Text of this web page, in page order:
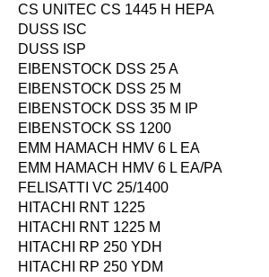
CS UNITEC CS 1445 H HEPA
DUSS ISC
DUSS ISP
EIBENSTOCK DSS 25 A
EIBENSTOCK DSS 25 M
EIBENSTOCK DSS 35 M IP
EIBENSTOCK SS 1200
EMM HAMACH HMV 6 L EA
EMM HAMACH HMV 6 L EA/PA
FELISATTI VC 25/1400
HITACHI RNT 1225
HITACHI RNT 1225 M
HITACHI RP 250 YDH
HITACHI RP 250 YDM